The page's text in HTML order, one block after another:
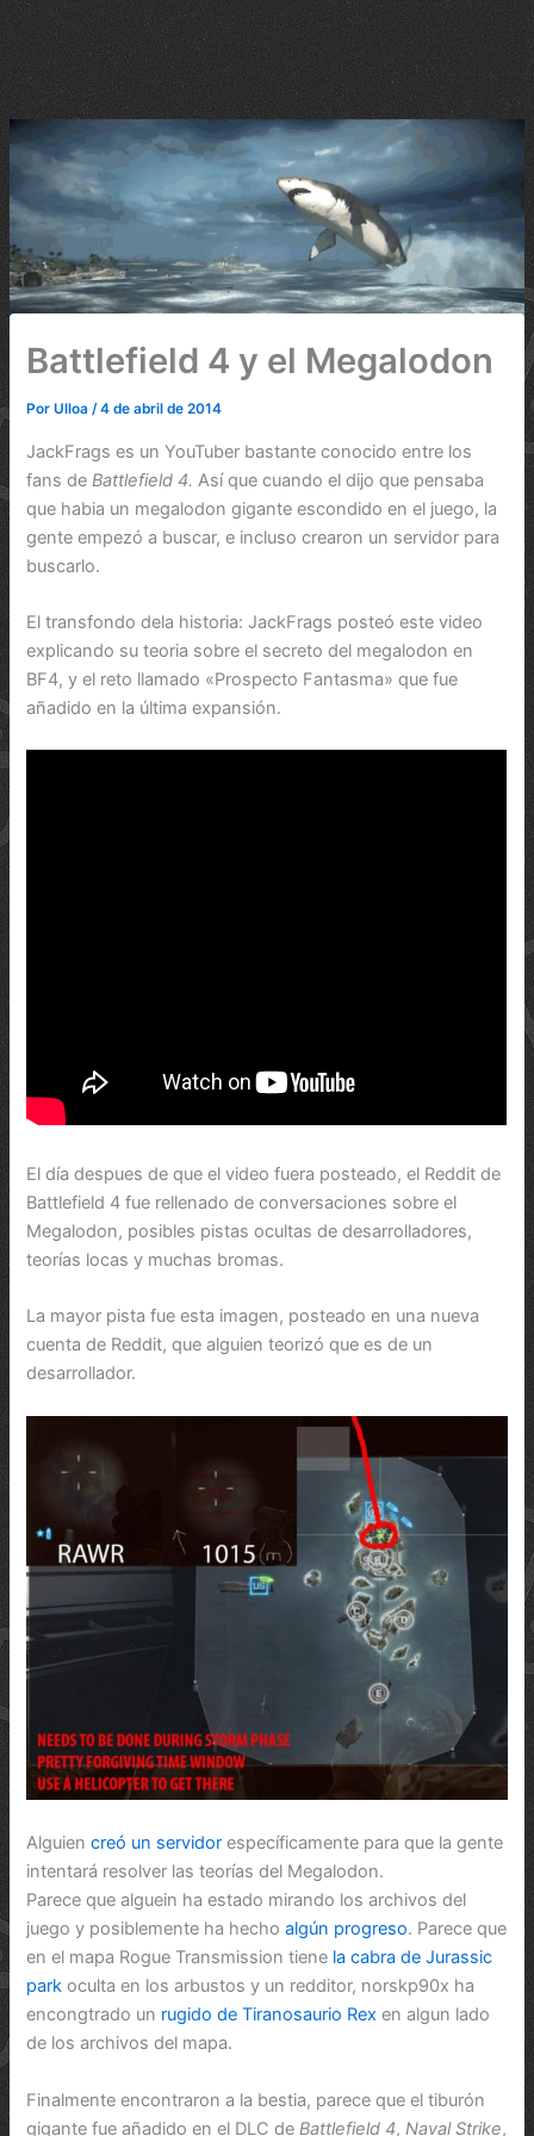
Battlefield 4 y el Megalodon
PorUlloa/4 de abril de 2014
JackFrags es un YouTuber bastante conocido entre los
fans de Battlefield 4. Así que cuando el dijo que pensaba
que habia un megalodon gigante escondido en el juego, la
gente empezó a buscar, e incluso crearon un servidor para
buscarlo.
El transfondo dela historia: JackFrags posteó este video
explicando su teoria sobre el secreto del megalodon en
BF4, y el reto llamado «Prospecto Fantasma» que fue
añadido en la última expansión.
El día despues de que el video fuera posteado, el Reddit de
Battlefield 4 fue rellenado de conversaciones sobre el
Megalodon, posibles pistas ocultas de desarrolladores,
teorías locas y muchas bromas.
La mayor pista fue esta imagen, posteado en una nueva
cuenta de Reddit, que alguien teorizó que es de un
desarrollador.
Alguiencreó un servidor específicamente para que la gente
intentará resolver las teorías del Megalodon.
Parece que alguein ha estado mirando los archivos del
juego y posiblemente ha hechoalgún progreso. Parece que
en el mapa Rogue Transmission tiene la cabra de Jurassic
park oculta en los arbustos y un redditor, norskp90x ha
encongtrado un rugido de Tiranosaurio Rex en algun lado
de los archivos del mapa.
Finalmente encontraron a la bestia, parece que el tiburón
gigante fue añadido en el DLC de Battlefield 4, Naval Strike,